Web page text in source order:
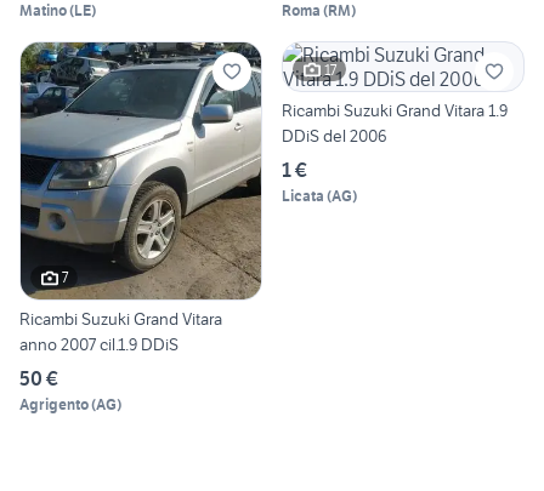
Matino(LE) Roma (RM)
7
Ricambi Suzuki Grand Vitara
anno 2007 cil.1.9 DDiS
50 €
Agrigento(AG)
17
Ricambi Suzuki Grand Vitara 1.9
DDiS del 2006
1 €
Licata (AG)